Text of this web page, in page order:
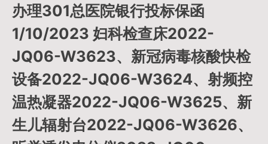
办理301总医院银行投标保函
1/10/2023 妇科检查床2022-
JQ06-W3623、新冠病毒核酸快检
设备2022-JQ06-W3624、射频控
温热凝器2022-JQ06-W3625、新
生儿辐射台2022-JQ06-W3626、